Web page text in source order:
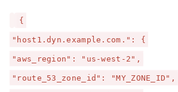
{
"host1.dyn.example.com.": {
"aws_region": "us-west-2",
"route_53_zone_id": "MY_ZONE_ID",